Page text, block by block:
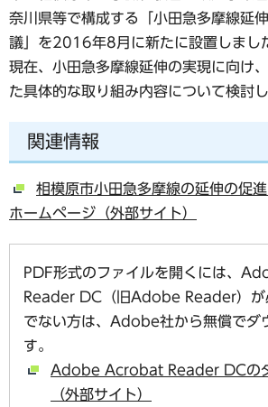
奈川県等で構成する「小田急多摩線延
議」を2016年8月に新たに設置しまし
現在、小田急多摩線延伸の実現に向け
た具体的な取り組み内容について検討し
関連情報
相模原市小田急多摩線の延伸の促
ホームページ（外部サイト）
PDF形式のファイルを開くには、
Reader DC（旧Adobe Reader）が
でない方は、Adobe社から無償でダ
す。
Adobe Acrobat Reader DCの
（外部サイト）